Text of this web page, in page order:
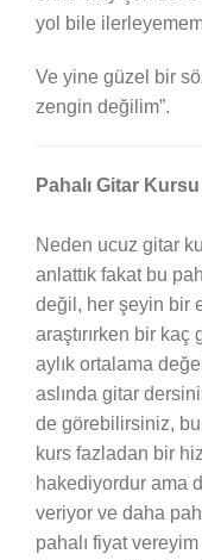
yol bile
Ve yine güzel bir
zengin değilim”.
Pahalı Gitar
Neden ucuz gitar
anlattık fakat bu
değil, her şeyin bir
araştırırken bir
aylık ortalama
aslında gitar
de görebilirsiniz,
kurs fazladan bir
hakediyordur ama
veriyor ve daha
pahalı fiyat